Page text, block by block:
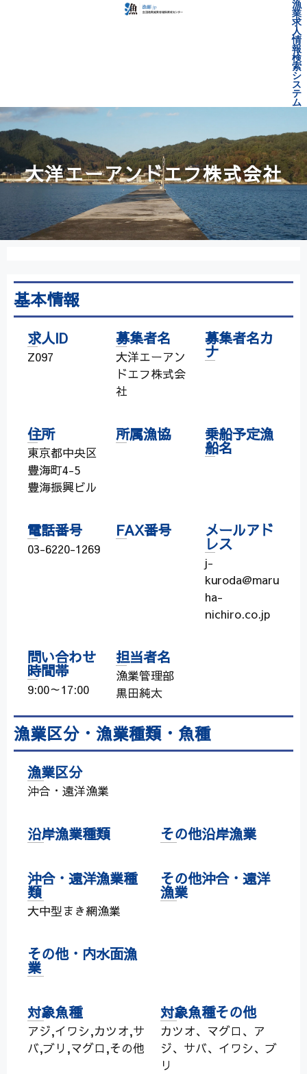
漁
業
求
人
情
報
検
索
シ
ス
テ
ム
大洋エーアンドエフ株式会社
基本情報
求人ID
Z097
募集者名
大洋エーアン
ドエフ株式会
社
募集者名カ
ナ
住所
東京都中央区
豊海町4-5
豊海振興ビル
所属漁協 乗船予定漁
船名
電話番号
03-6220-1269
FAX番号 メールアド
レス
j-
kuroda@maru
ha-
nichiro.co.jp
問い合わせ
時間帯
9:00～17:00
担当者名
漁業管理部
黒田純太
漁業区分・漁業種類・魚種
漁業区分
沖合・遠洋漁業
沿岸漁業種類 その他沿岸漁業
沖合・遠洋漁業種
類
大中型まき網漁業
その他沖合・遠洋
漁業
その他・内水面漁
業
対象魚種
アジ,イワシ,カツオ,サ
バ,ブリ,マグロ,その他
対象魚種その他
カツオ、マグロ、ア
ジ、サバ、イワシ、ブ
リ